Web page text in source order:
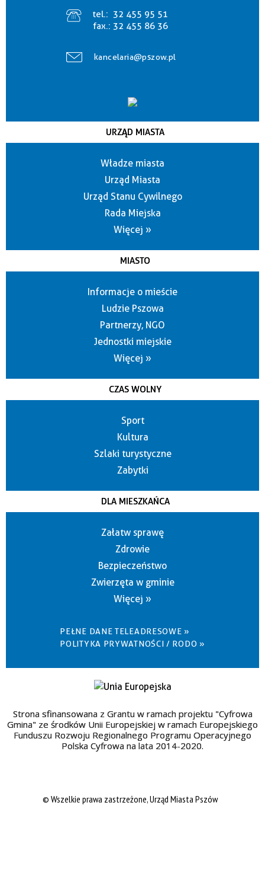
tel.: 32 455 95 51
fax.: 32 455 86 36
kancelaria@pszow.pl
URZĄD MIASTA
Władze miasta
Urząd Miasta
Urząd Stanu Cywilnego
Rada Miejska
Więcej »
MIASTO
Informacje o mieście
Ludzie Pszowa
Partnerzy, NGO
Jednostki miejskie
Więcej »
CZAS WOLNY
Sport
Kultura
Szlaki turystyczne
Zabytki
DLA MIESZKAŃCA
Załatw sprawę
Zdrowie
Bezpieczeństwo
Zwierzęta w gminie
Więcej »
PEŁNE DANE TELEADRESOWE »
POLITYKA PRYWATNOŚCI / RODO »
Strona sfinansowana z Grantu w ramach projektu "Cyfrowa
Gmina" ze środków Unii Europejskiej w ramach Europejskiego
Funduszu Rozwoju Regionalnego Programu Operacyjnego
Polska Cyfrowa na lata 2014-2020.
© Wszelkie prawa zastrzeżone, Urząd Miasta Pszów